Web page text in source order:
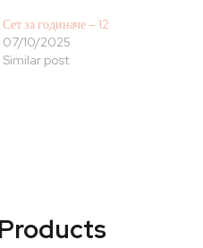
Сет за годиначе – 12
07/10/2025
Similar post